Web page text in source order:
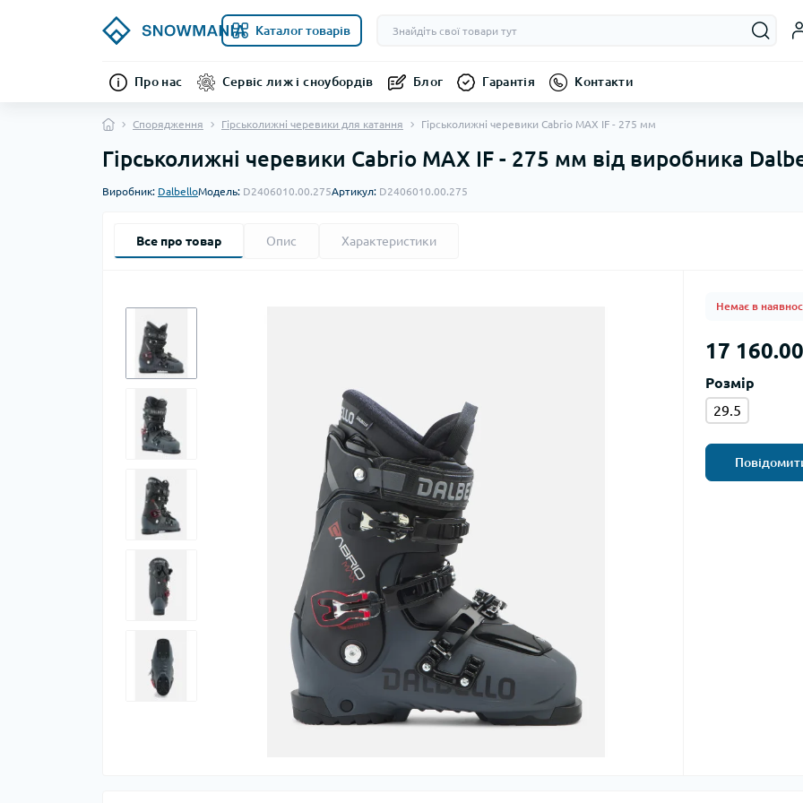
Каталог товарів
Про нас Сервіс лиж і сноубордів Блог Гарантія Контакти
Спорядження Гірськолижні черевики для катання Гірськолижні черевики Cabrio MAX IF - 275 мм
Гірськолижні черевики Cabrio MAX IF - 275 мм від виробника
Виробник: DalbelloМодель: D2406010.00.275Артикул: D2406010.00.275
Все про товар Опис Характеристики
Немає в
17
Розмір
29.5